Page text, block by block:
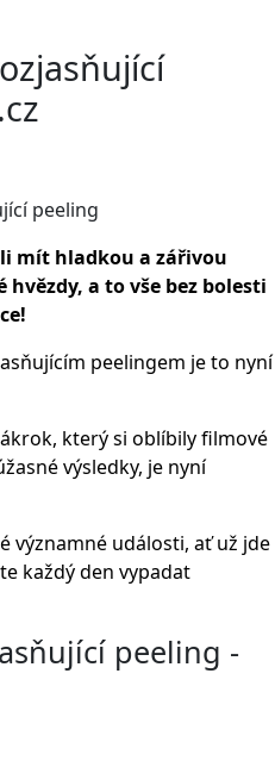
peeling
mít hladkou a zářivou
a to vše bez bolesti
peelingem je to nyní
který si oblíbily filmové
výsledky, je nyní
významné události, ať už jde
každý den vypadat
peeling -